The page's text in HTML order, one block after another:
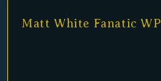
Matt White Fanatic WP